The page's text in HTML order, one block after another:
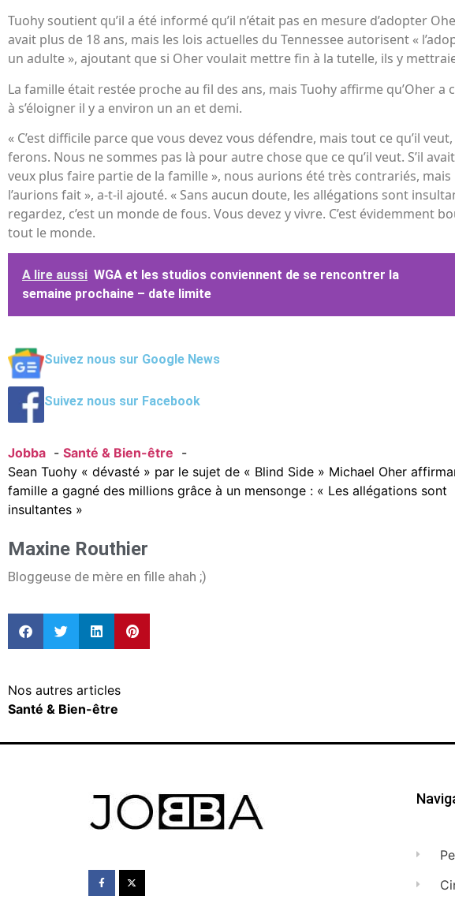
Tuohy soutient qu’il a été informé qu’il n’était pas en mesure d’adopter
avait plus de 18 ans, mais les lois actuelles du Tennessee autorisent «
un adulte », ajoutant que si Oher voulait mettre fin à la tutelle, ils y
La famille était restée proche au fil des ans, mais Tuohy affirme qu’Oher a
à s’éloigner il y a environ un an et demi.
« C’est difficile parce que vous devez vous défendre, mais tout ce qu’il
ferons. Nous ne sommes pas là pour autre chose que ce qu’il veut. S’il
veux plus faire partie de la famille », nous aurions été très contrariés, mais
l’aurions fait », a-t-il ajouté. « Sans aucun doute, les allégations sont
regardez, c’est un monde de fous. Vous devez y vivre. C’est évidemment
tout le monde.
A lire aussi WGA et les studios conviennent de se rencontrer la
semaine prochaine – date limite
Suivez nous sur Google News
Suivez nous sur Facebook
Jobba
Santé & Bien-être
Sean Tuohy « dévasté » par le sujet de « Blind Side » Michael Oher
famille a gagné des millions grâce à un mensonge : « Les allégations sont
insultantes »
Maxine Routhier
Bloggeuse de mère en fille ahah ;)
Nos autres articles
Santé & Bien-être